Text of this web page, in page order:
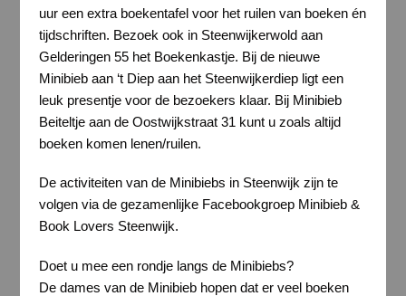
uur een extra boekentafel voor het ruilen van boeken én
tijdschriften. Bezoek ook in Steenwijkerwold aan
Gelderingen 55 het Boekenkastje. Bij de nieuwe
Minibieb aan ‘t Diep aan het Steenwijkerdiep ligt een
leuk presentje voor de bezoekers klaar. Bij Minibieb
Beiteltje aan de Oostwijkstraat 31 kunt u zoals altijd
boeken komen lenen/ruilen.
De activiteiten van de Minibiebs in Steenwijk zijn te
volgen via de gezamenlijke Facebookgroep Minibieb &
Book Lovers Steenwijk.
Doet u mee een rondje langs de Minibiebs?
De dames van de Minibieb hopen dat er veel boeken